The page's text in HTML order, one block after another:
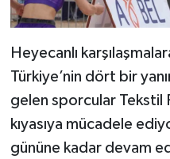
Heyecanlı
Türkiye’nin dört bir
gelen sporcular Tekstil
kıyasıya mücadele
gününe kadar devam